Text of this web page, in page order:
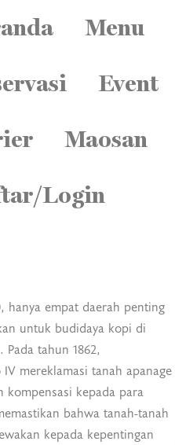
Menu
Event
Maosan
Login
hanya empat daerah penting
untuk budidaya kopi di
Pada tahun 1862,
mereklamasi tanah apanage
kompensasi kepada para
bahwa tanah-tanah
kepada kepentingan